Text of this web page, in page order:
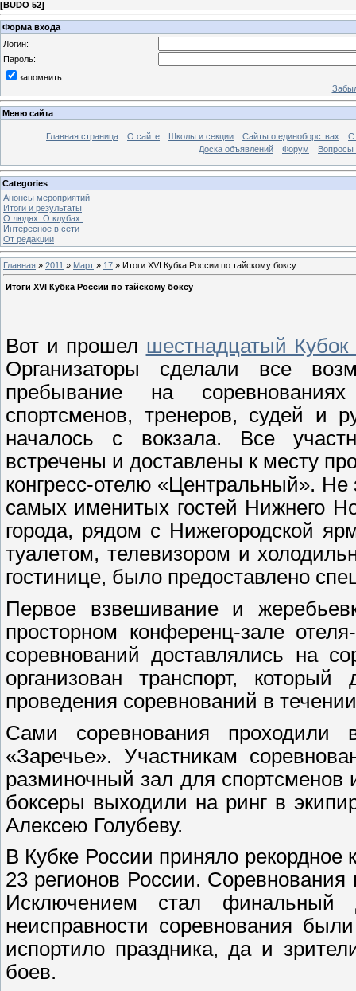
[BUDO 52]
Форма входа
Логин:
Пароль:
запомнить
Меню сайта
Главная страница О сайте Школы и секции Сайты о единоборствах
Доска объявлений
Форум Вопросы
Categories
Анонсы мероприятий
Итоги и результаты
О людях. О клубах.
Интересное в сети
От редакции
Главная » 2011 » Март » 17 » Итоги XVI Кубка России по тайскому боксу
Итоги XVI Кубка России по тайскому боксу
Вот и прошел шестнадцатый Кубок
Организаторы сделали все
пребывание на
спортсменов, тренеров, судей и
началось с вокзала. Все
встречены и доставлены к месту
конгресс-отелю «Центральный». Не
самых именитых гостей Нижнего
города, рядом с Нижегородской
туалетом, телевизором и
гостинице, было предоставлено
Первое взвешивание и
просторном конференц-зале
соревнований доставлялись на
организован транспорт,
проведения соревнований в
Сами соревнования проходили
«Заречье». Участникам
разминочный зал для спортсменов
боксеры выходили на ринг в
Алексею Голубеву.
В Кубке России приняло рекордное
23 регионов России. Соревнования
Исключением стал финальный
неисправности соревнования
испортило праздника, да и
боев.